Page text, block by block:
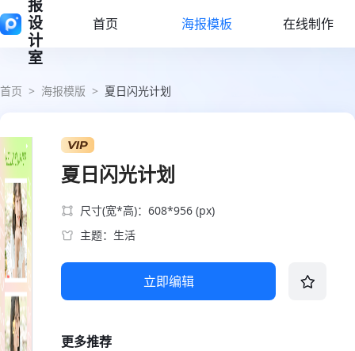
报
设
计
室
首页 海报模板 在线制作
首页 > 海报模版 > 夏日闪光计划
夏日闪光计划
尺寸(宽*高)：608*956 (px)
主题：生活
立即编辑
更多推荐